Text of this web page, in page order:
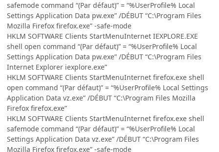
safemode command “(Par défaut)” = “%UserProfile% Local
Settings Application Data pw.exe” /DÉBUT “C:\Program Files
Mozilla Firefox firefox.exe” -safe-mode
HKLM SOFTWARE Clients StartMenuInternet IEXPLORE.EXE
shell open command “(Par défaut)” = “%UserProfile% Local
Settings Application Data pw.exe” /DÉBUT “C:\Program Files
Internet Explorer iexplore.exe”
HKLM SOFTWARE Clients StartMenuInternet firefox.exe shell
open command “(Par défaut)” = “%UserProfile% Local Settings
Application Data vz.exe” /DÉBUT “C:\Program Files Mozilla
Firefox firefox.exe”
HKLM SOFTWARE Clients StartMenuInternet firefox.exe shell
safemode command “(Par défaut)” = “%UserProfile% Local
Settings Application Data vz.exe” /DÉBUT “C:\Program Files
Mozilla Firefox firefox.exe” -safe-mode